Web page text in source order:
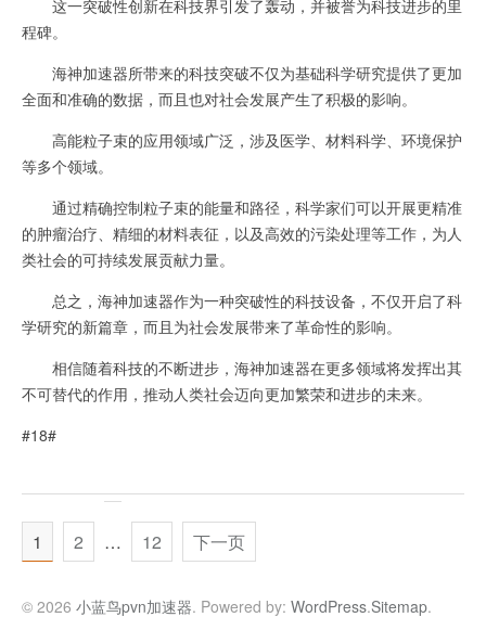
这一突破性创新在科技界引发了轰动，并被誉为科技进步的里
程碑。
海神加速器所带来的科技突破不仅为基础科学研究提供了更加
全面和准确的数据，而且也对社会发展产生了积极的影响。
高能粒子束的应用领域广泛，涉及医学、材料科学、环境保护
等多个领域。
通过精确控制粒子束的能量和路径，科学家们可以开展更精准
的肿瘤治疗、精细的材料表征，以及高效的污染处理等工作，为人
类社会的可持续发展贡献力量。
总之，海神加速器作为一种突破性的科技设备，不仅开启了科
学研究的新篇章，而且为社会发展带来了革命性的影响。
相信随着科技的不断进步，海神加速器在更多领域将发挥出其
不可替代的作用，推动人类社会迈向更加繁荣和进步的未来。
#18#
1 2 … 12 下一页
© 2026 小蓝鸟pvn加速器. Powered by: WordPress.Sitemap.